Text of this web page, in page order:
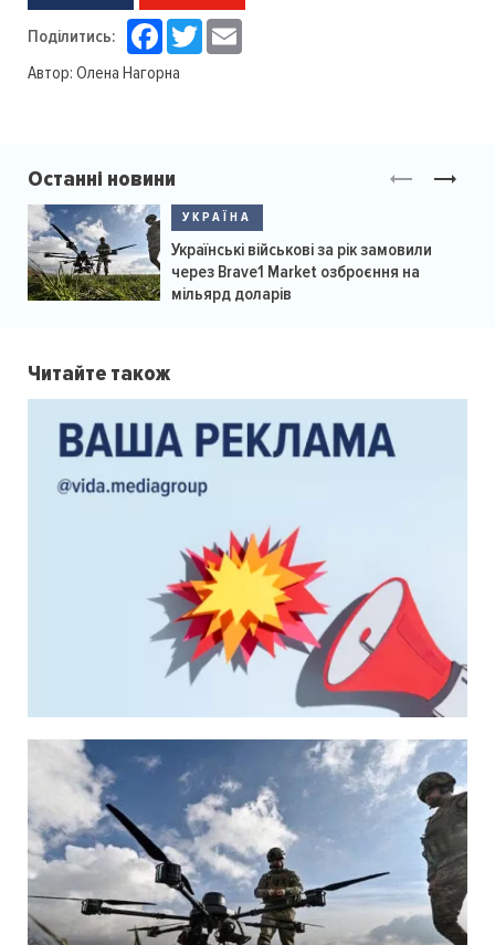
Поділитись: Facebook
Twitter
Автор: Олена Нагорна
Останні новини
УКРАЇНА
Українські військові за рік замовили
через Brave1 Market озброєння на
мільярд доларів
Читайте також